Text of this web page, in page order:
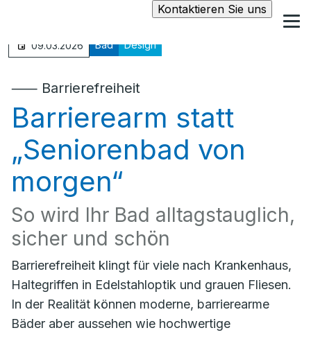
Kontaktieren Sie uns
09.03.2026 Bad Design
⸺ Barrierefreiheit
Barrierearm statt
„Seniorenbad von
morgen“
So wird Ihr Bad alltagstauglich,
sicher und schön
Barrierefreiheit klingt für viele nach Krankenhaus,
Haltegriffen in Edelstahloptik und grauen Fliesen.
In der Realität können moderne, barrierearme
Bäder aber aussehen wie hochwertige